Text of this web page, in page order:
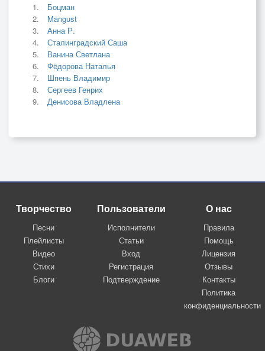
Боцман
Mangust
Анна Р.
Сталинградский Саша
Ванина Светлана
Фёдорова Наталья
Шпень Владимир
Сергеев Генрих
Денисова Владлена
Творчество
Песни
Плейлисты
Видео
Стихи
Блоги
Пользователи
Исполнители
Статьи
Вход
Регистрация
Подтверждение
О нас
Правила
Помощь
Лицензия
Отзывы
Контакты
Политика
конфиденциальности